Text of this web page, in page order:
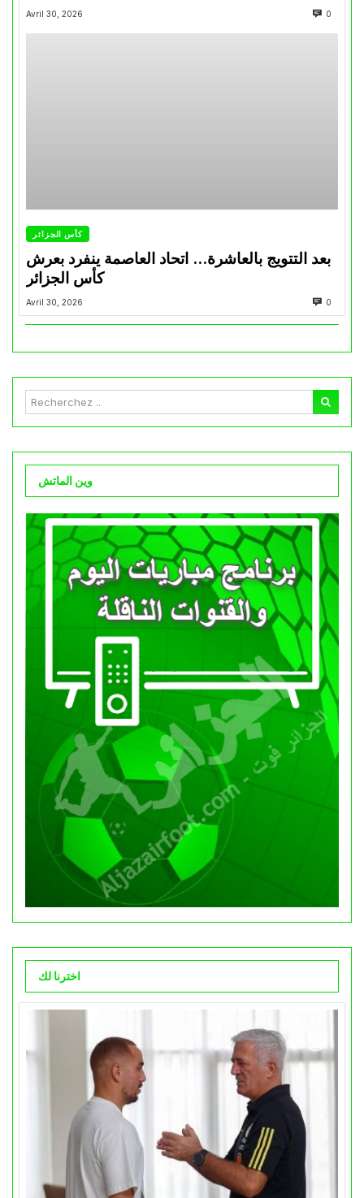
Avril 30, 2026 0
كأس الجزائر
بعد التتويج بالعاشرة… اتحاد العاصمة ينفرد بعرش
كأس الجزائر
Avril 30, 2026 0
وين الماتش
اخترنا لك